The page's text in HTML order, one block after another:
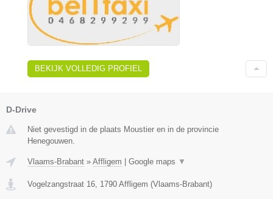
BEKIJK VOLLEDIG PROFIEL
D-Drive
Niet gevestigd in de plaats Moustier en in de provincie
Henegouwen.
Vlaams-Brabant » Affligem Google maps ▼
Vogelzangstraat 16, 1790 Affligem (Vlaams-Brabant)